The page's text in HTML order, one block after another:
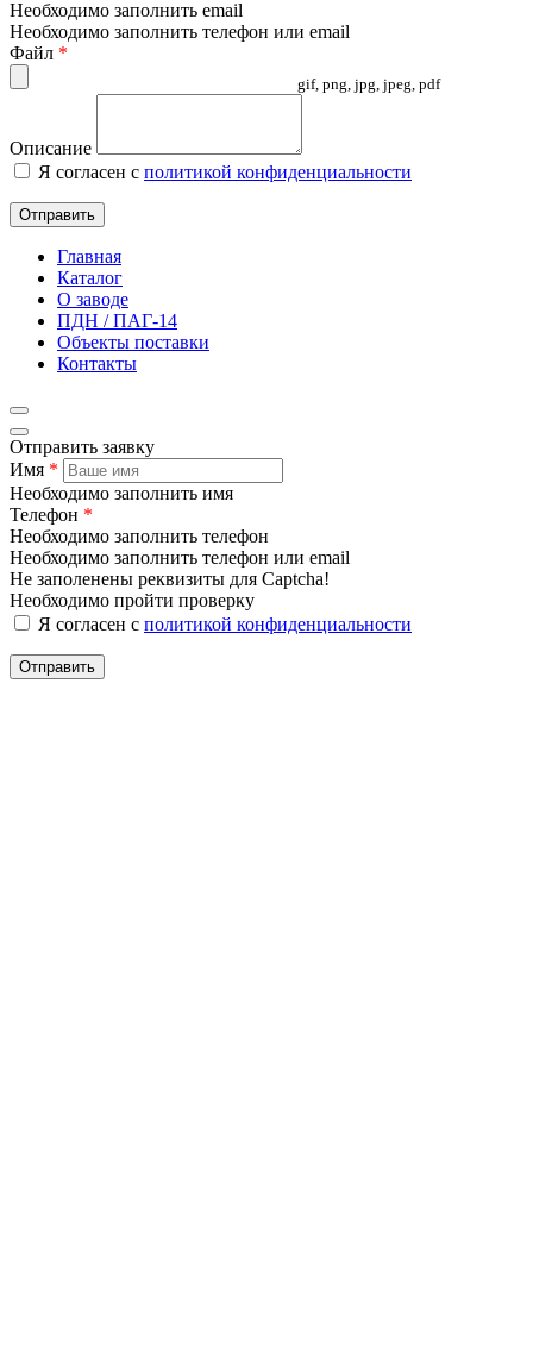
Необходимо заполнить email
Необходимо заполнить телефон или email
Файл *
gif, png, jpg, jpeg, pdf
Описание
Я согласен с политикой конфиденциальности
Отправить
Главная
Каталог
О заводе
ПДН / ПАГ-14
Объекты поставки
Контакты
Отправить заявку
Имя *
Необходимо заполнить имя
Телефон *
Необходимо заполнить телефон
Необходимо заполнить телефон или email
Не заполенены реквизиты для Captcha!
Необходимо пройти проверку
Я согласен с политикой конфиденциальности
Отправить